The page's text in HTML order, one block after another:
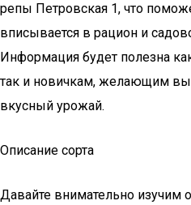
репы Петровская 1, что
вписывается в рацион и
Информация будет полезна
так и новичкам, желающим
вкусный урожай.
Описание сорта
Давайте внимательно изучим